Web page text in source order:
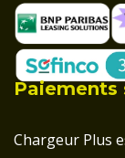
Paiements
Chargeur Plus